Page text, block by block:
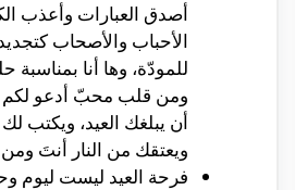
أصدق العبارات وأعذب
الأحباب والأصحاب
للمودّة، وها أنا بمناسبة
ومن قلب محبّ أدعو لكم
أن يبلغك العيد، ويكتب لك
ويعتقك من النار أنتَ
فرحة العيد ليست ليوم